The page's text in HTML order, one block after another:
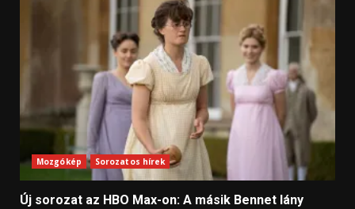
Mozgókép Sorozatos hírek
Új sorozat az HBO Max-on: A másik Bennet lány